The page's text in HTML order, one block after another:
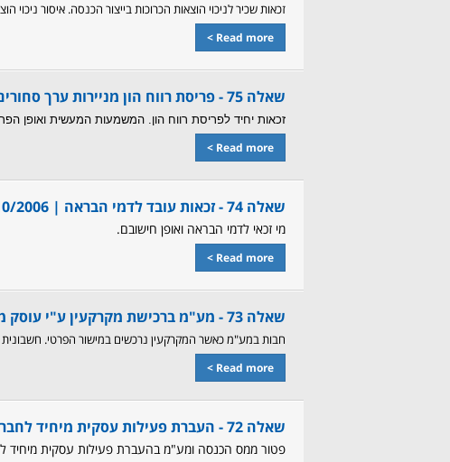
זכאות שכיר לניכוי הוצאות הכרוכות בייצור הכנסה. איסור ניכוי
Read more >
שאלה 75 - פריסת רווח הון מניירות ערך סחורים |
זכאות יחיד לפריסת רווח הון. המשמעות המעשית ואופן
Read more >
שאלה 74 - זכאות עובד לדמי הבראה | 2006
מי זכאי לדמי הבראה ואופן חישובם.
Read more >
שאלה 73 - מע"מ ברכישת מקרקעין ע"י עוסק מפרטיים. |
חבות במע"מ כאשר המקרקעין נרכשים במישור הפרטי.
Read more >
שאלה 72 - העברת פעילות עסקית מיחיד לחברה |
פטור ממס הכנסה ומע"מ בהעברת פעילות עסקית מיחיד